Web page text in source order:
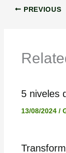
PREVIOUS
5 niveles
13/08/2024 /